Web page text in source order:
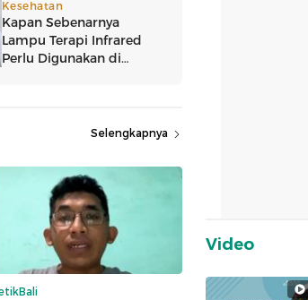
Selengkapnya
Video